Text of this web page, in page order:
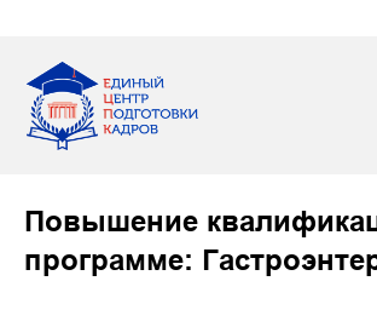
Повышение
программе: